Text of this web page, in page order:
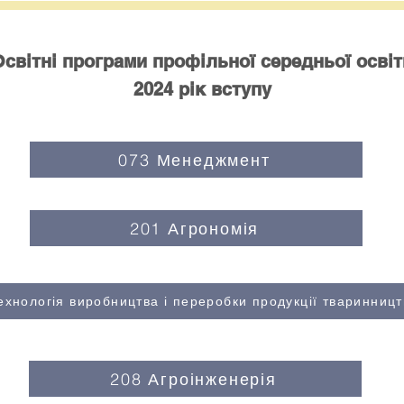
програми профільної середньої
2024 рік вступу
073 Менеджмент
201 Агрономія
виробництва і переробки продукції
208 Агроінженерія